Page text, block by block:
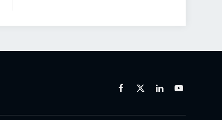
Facebook
X
LinkedinYoutube